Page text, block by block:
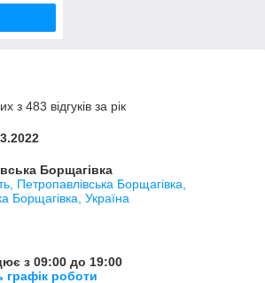
з 483 відгуків за рік
Борщагівка
Петропавлівська Борщагівка,
Борщагівка, Україна
з 09:00 до 19:00
графік роботи